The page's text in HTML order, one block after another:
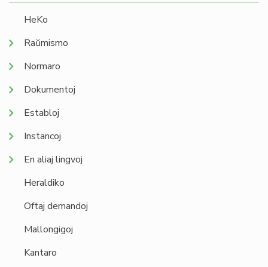
HeKo
Raŭmismo
Normaro
Dokumentoj
Establoj
Instancoj
En aliaj lingvoj
Heraldiko
Oftaj demandoj
Mallongigoj
Kantaro